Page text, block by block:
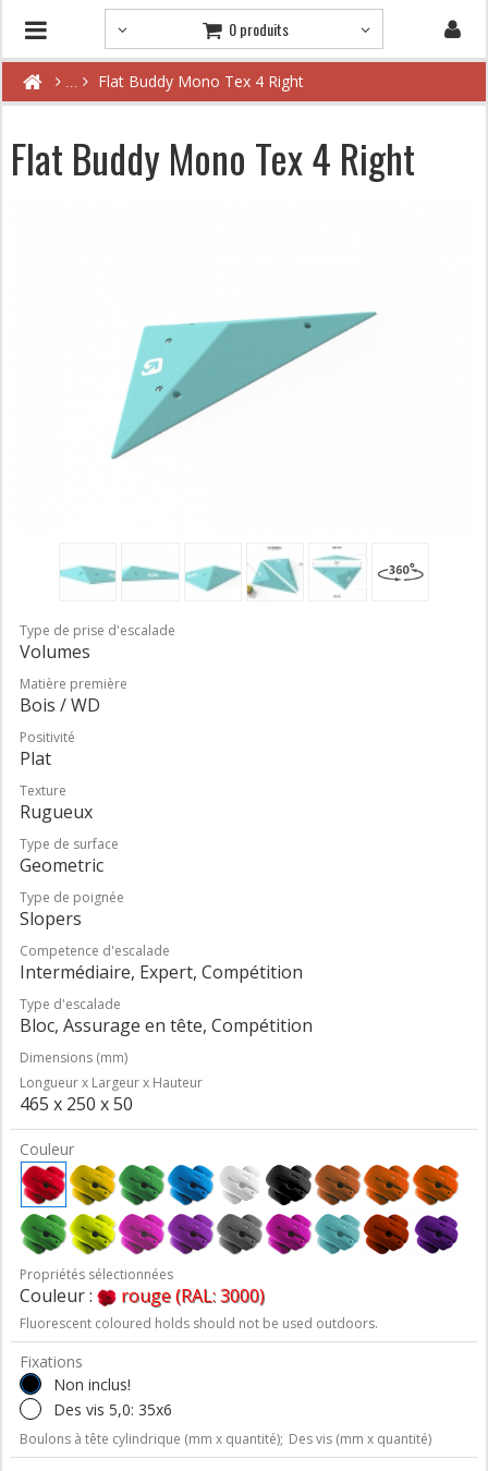
0 produits
Flat Buddy Mono Tex 4 Right
Flat Buddy Mono Tex 4 Right
Type de prise d'escalade
Volumes
Matière première
Bois / WD
Positivité
Plat
Texture
Rugueux
Type de surface
Geometric
Type de poignée
Slopers
Competence d'escalade
Intermédiaire, Expert, Compétition
Type d'escalade
Bloc, Assurage en tête, Compétition
Dimensions (mm)
Longueur x Largeur x Hauteur
465 x 250 x 50
Couleur
Propriétés sélectionnées
Couleur : rouge (RAL: 3000)
Fluorescent coloured holds should not be used outdoors.
Fixations
Non inclus!
Des vis 5,0: 35x6
Boulons à tête cylindrique (mm x quantité); Des vis (mm x quantité)